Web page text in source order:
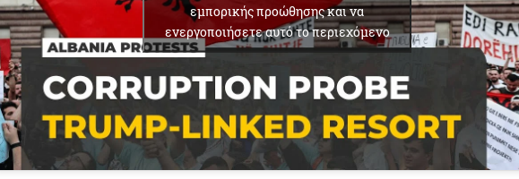
εμπορικής προώθησης και να
ενεργοποιήσετε αυτό το περιεχόμενο